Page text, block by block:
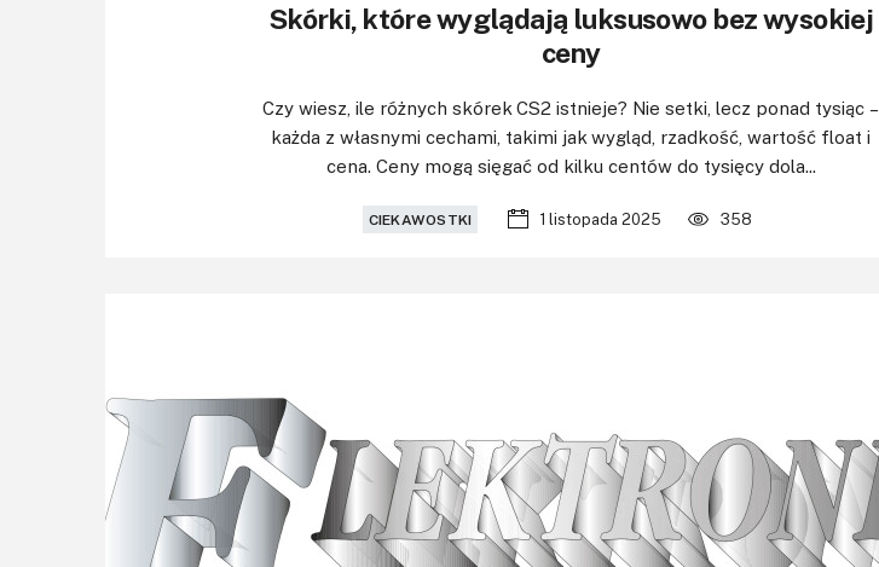
Skórki, które wyglądają luksusowo bez wysokiej
ceny
Czy wiesz, ile różnych skórek CS2 istnieje? Nie setki, lecz ponad tysiąc –
każda z własnymi cechami, takimi jak wygląd, rzadkość, wartość float i
cena. Ceny mogą sięgać od kilku centów do tysięcy dola...
CIEKAWOSTKI 1 listopada 2025 358